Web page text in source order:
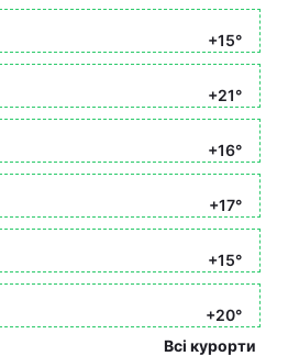
+15°
+21°
+16°
+17°
+15°
+20°
Всі курорти